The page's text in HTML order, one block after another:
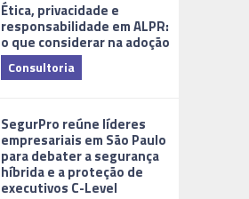
Ética, privacidade e
responsabilidade em ALPR:
o que considerar na adoção
Consultoria
SegurPro reúne líderes
empresariais em São Paulo
para debater a segurança
híbrida e a proteção de
executivos C-Level